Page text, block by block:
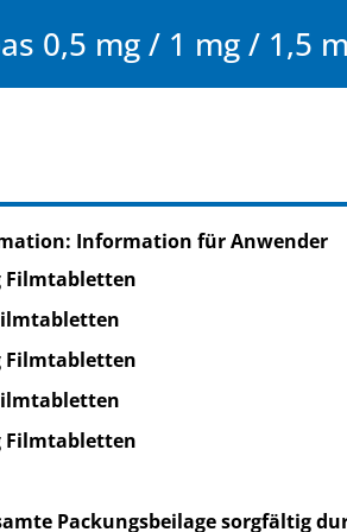
0,5 mg / 1 mg / 1,5
Information für Anwender
Filmtabletten
Filmtabletten
Filmtabletten
Packungsbeilage sorgfältig